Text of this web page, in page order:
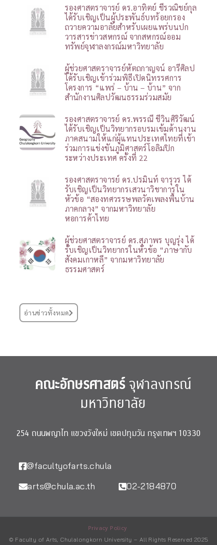
รองศาสตราจารย์ ดร.อาทิตย์ ชีรวณิชย์กุล
ได้รับเชิญเป็นผู้ประพันธ์บทร้อยกรอง
ถวายความอาลัยสำหรับเผยแพร่บนปก
วารสารข่าวสหกรณ์ จากสหกรณ์ออม
ทรัพย์จุฬาลงกรณ์มหาวิทยาลัย
ผู้ช่วยศาสตราจารย์หัตถกาญจน์ อารีศิลป
ได้รับเชิญเข้าร่วมพิธีเปิดนิทรรศการ
โครงการ “แพร่ – บ้าน – บ้าน” จาก
สำนักงานศิลปวัฒนธรรมร่วมสมัย
รองศาสตราจารย์ ดร.พรรณี ชีวินศิริวัฒน์
ได้รับเชิญเป็นวิทยากรอบรมเข้มด้านงาน
ภาคสนามให้แก่ผู้แทนประเทศไทยที่เข้า
ร่วมการแข่งขันภูมิศาสตร์โอลิมปิก
ระหว่างประเทศ ครั้งที่ 22
รองศาสตราจารย์ ดร.ปรมินท์ จารุวร ได้
รับเชิญเป็นวิทยากรเสวนาวิชาการใน
หัวข้อ “สองทศวรรษพลวัตเพลงพื้นบ้าน
ภาคกลาง” จากมหาวิทยาลัย
หอการค้าไทย
ผู้ช่วยศาสตราจารย์ ดร.สุภาพร บุญรุ่ง ได้
รับเชิญเป็นวิทยากรในหัวข้อ “ภาษากับ
สังคมเกาหลี” จากมหาวิทยาลัย
ธรรมศาสตร์
อ่านข่าวทั้งหมด
คณะอักษรศาสตร์จุฬาลงกรณ์
มหาวิทยาลัย
254 ถนนพญาไท แขวงวังใหม่ เขตปทุมวัน กรุงเทพฯ 10330
@facultyofarts.chula
arts@chula.ac.th
02-2184870
Privacy Policy
© Faculty of Arts, Chulalongkorn University – All Rights Reserved 2025